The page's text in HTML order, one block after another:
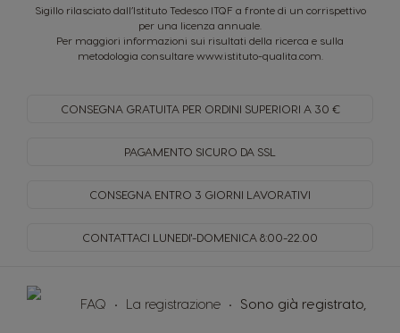
Sigillo rilasciato dall’Istituto Tedesco ITQF a fronte di un corrispettivo
per una licenza annuale.
Per maggiori informazioni sui risultati della ricerca e sulla
metodologia consultare www.istituto-qualita.com
CONSEGNA GRATUITA PER ORDINI SUPERIORI A 30 €
PAGAMENTO SICURO DA SSL
CONSEGNA ENTRO 3 GIORNI LAVORATIVI
CONTATTACI LUNEDI'-DOMENICA 8:00-22.00
FAQ La registrazione Sono già registrato,